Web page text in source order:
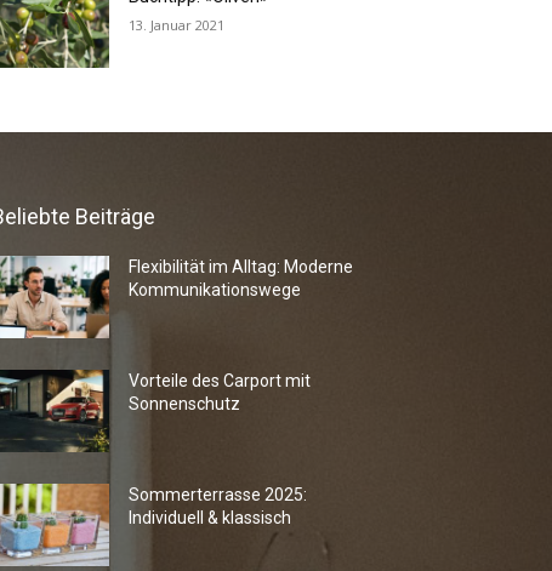
13. Januar 2021
Beiträge
Flexibilität im Alltag: Moderne
Kommunikationswege
Vorteile des Carport mit
Sonnenschutz
Sommerterrasse 2025:
Individuell & klassisch